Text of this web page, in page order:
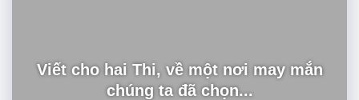
Viết cho hai Thi, về một nơi may mắn
chúng ta đã chọn...